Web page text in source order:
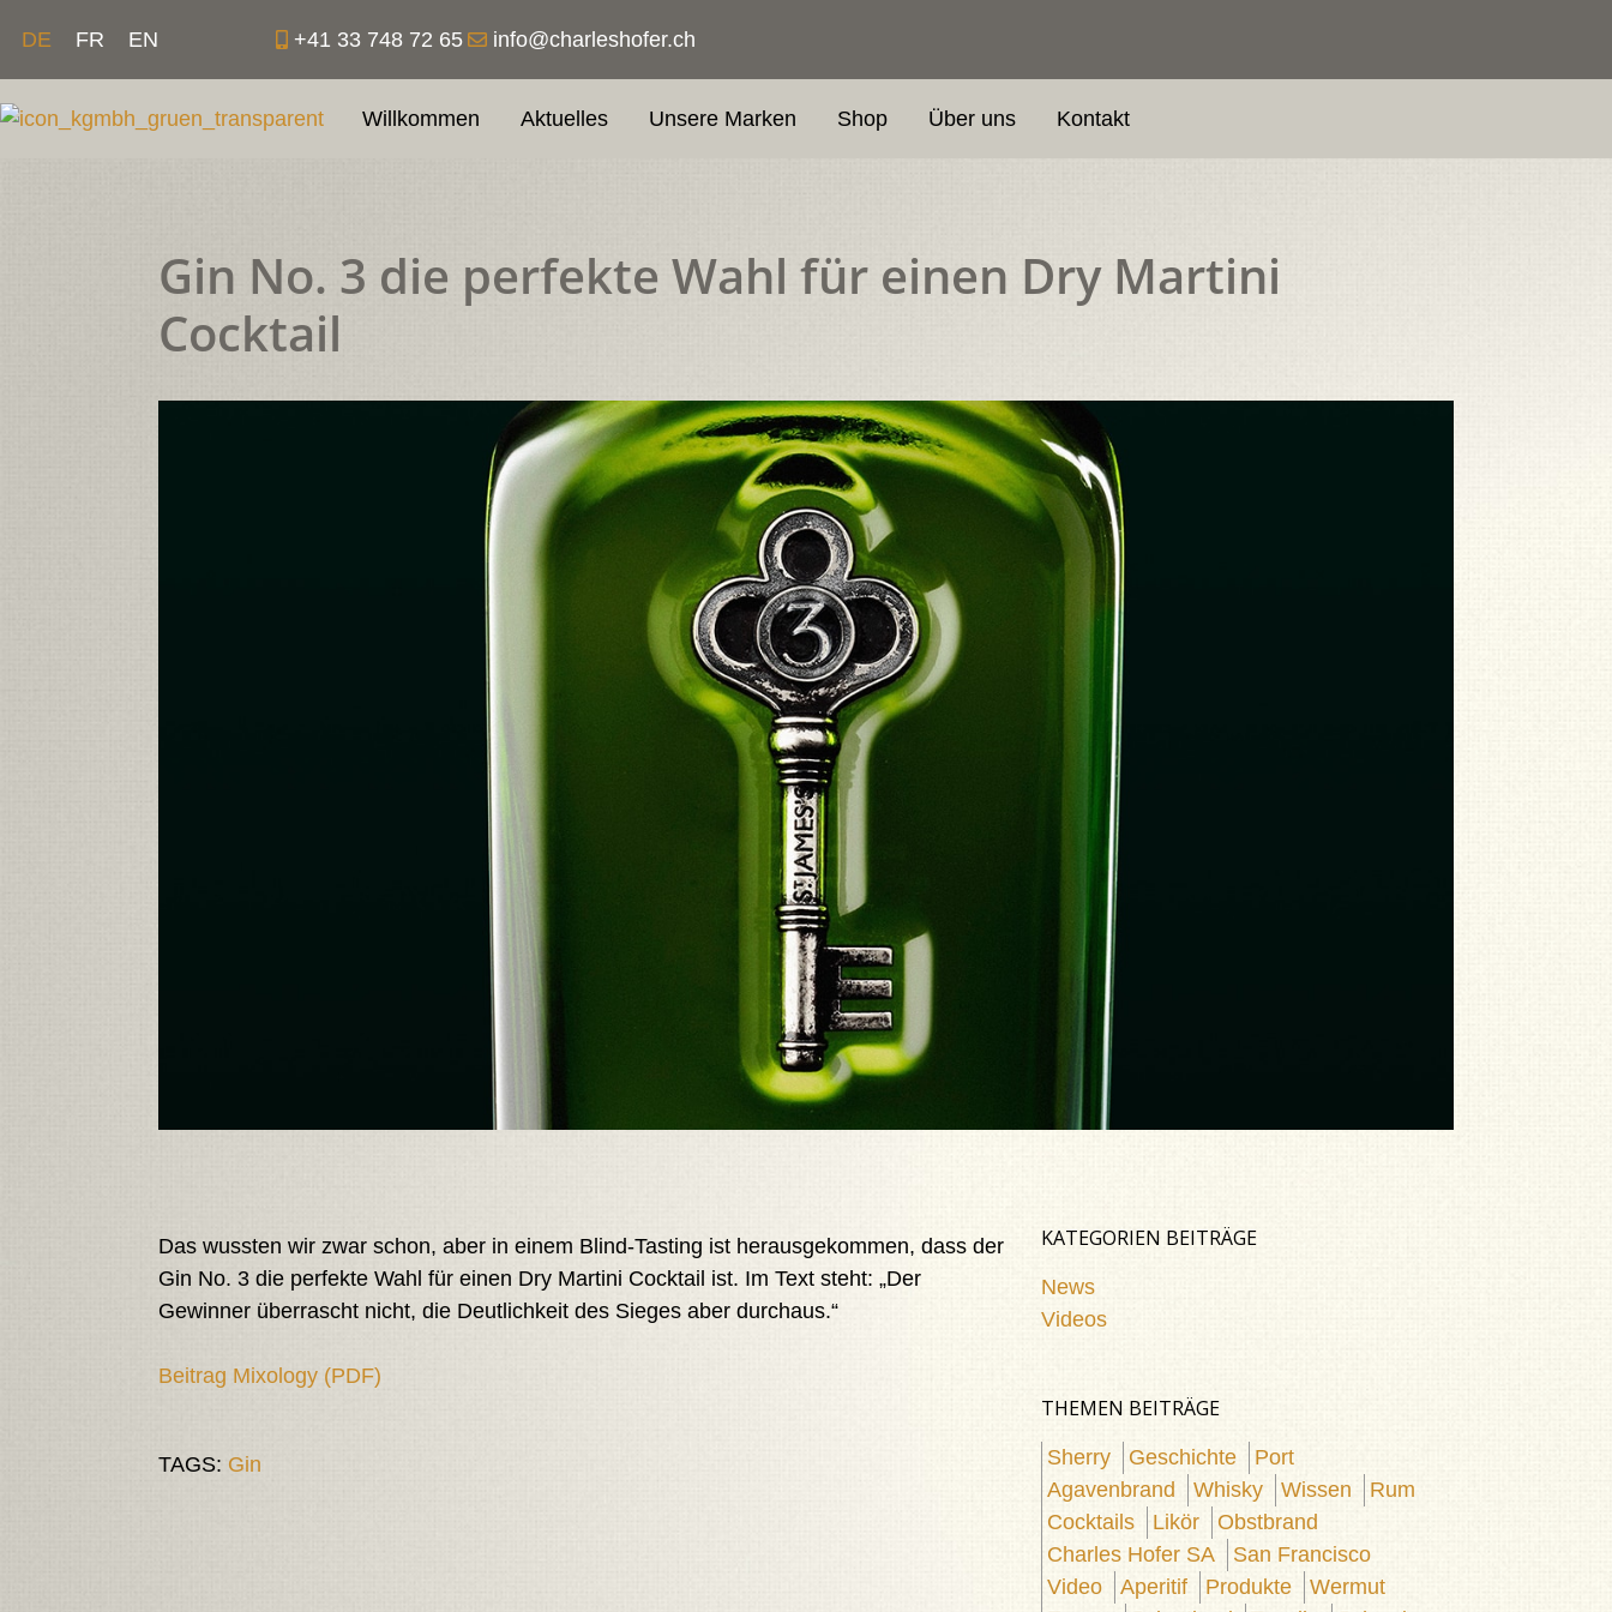
Inhalt
springen
DE FR EN +41 33 748 72 65 info@charleshofer.ch
Willkommen Aktuelles Unsere Marken Shop Über uns Kontakt
Gin No. 3 die perfekte Wahl für einen Dry Martini
Cocktail
Das wussten wir zwar schon, aber in einem Blind-Tasting ist herausgekommen, dass der
Gin No. 3 die perfekte Wahl für einen Dry Martini Cocktail ist. Im Text steht: „Der
Gewinner überrascht nicht, die Deutlichkeit des Sieges aber durchaus.“
Beitrag Mixology (PDF)
TAGS: Gin
KATEGORIEN BEITRÄGE
News
Videos
THEMEN BEITRÄGE
Sherry Geschichte
Port
Agavenbrand
Whisky Wissen
Rum
Cocktails
Likör
Obstbrand
Charles Hofer SA
San Francisco
Video
Aperitif Produkte
Wermut